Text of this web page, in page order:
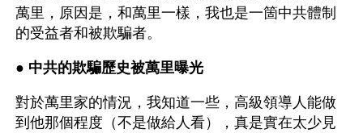
萬里，原因是，和萬里一樣，我也是一箇中共體制
的受益者和被欺騙者。
● 中共的欺騙歷史被萬里曝光
對於萬里家的情況，我知道一些，高級領導人能做
到他那個程度（不是做給人看），真是實在太少見